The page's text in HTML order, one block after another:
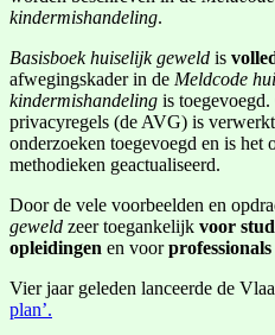
kindermishandeling.
Basisboek huiselijk geweld is
afwegingskader in de Meldcode
kindermishandeling is
privacyregels (de AVG) is
onderzoeken toegevoegd en is het
methodieken geactualiseerd.
Door de vele voorbeelden en
geweld zeer toegankelijk voor
opleidingen en voor
Vier jaar geleden lanceerde de
plan’.